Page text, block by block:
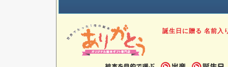
誕生日に贈る 名前入